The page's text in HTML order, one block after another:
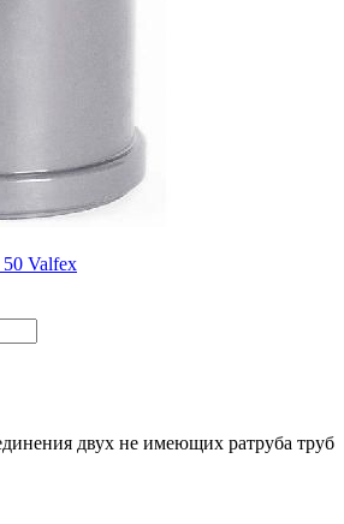
Valfex
двух не имеющих ратруба труб